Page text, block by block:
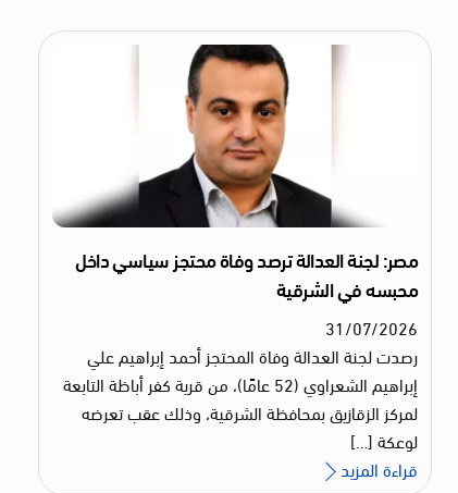
مصر: لجنة العدالة ترصد وفاة محتجز سياسي داخل
محبسه في الشرقية
31/07/2026
رصدت لجنة العدالة وفاة المحتجز أحمد إبراهيم علي
إبراهيم الشعراوي (52 عامًا)، من قرية كفر أباظة التابعة
لمركز الزقازيق بمحافظة الشرقية، وذلك عقب تعرضه
لوعكة […]
قراءة المزيد